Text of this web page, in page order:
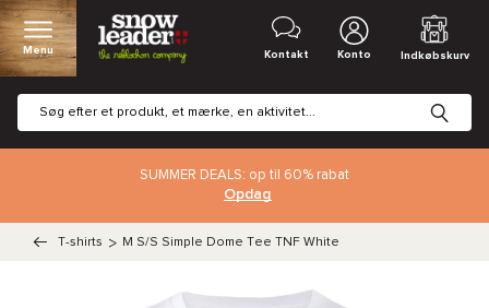
Menu Kontakt Konto Indkøbskurv
SUMMER DEALS: op til 60% rabat
Opdag
T-shirts > M S/S Simple Dome Tee TNF White